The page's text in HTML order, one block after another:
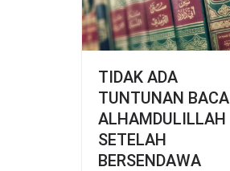
TIDAK ADA
TUNTUNAN BACA
ALHAMDULILLAH
SETELAH
BERSENDAWA